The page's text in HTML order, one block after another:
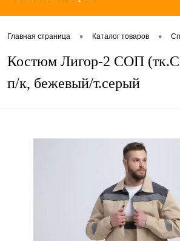
Главная страница • Каталог товаров •
Костюм Лигор-2 СОП
п/к, бежевый/т.серый